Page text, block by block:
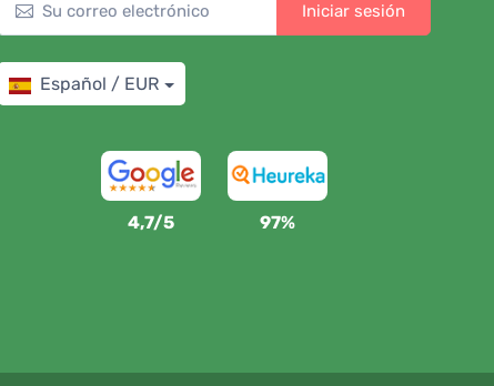
Iniciar sesión
Español / EUR
4,7/5 97%